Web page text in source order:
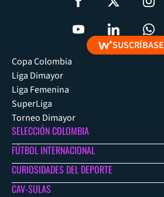
SUSCRÍBASE
Copa Colombia
Liga Dimayor
Liga Femenina
SuperLiga
Torneo Dimayor
SELECCIÓN COLOMBIA
FÚTBOL INTERNACIONAL
CURIOSIDADES DEL DEPORTE
CAV-SULAS